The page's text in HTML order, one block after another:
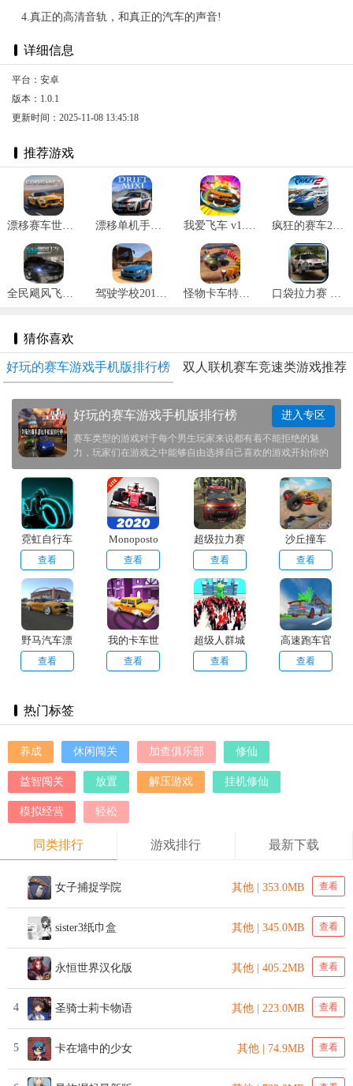
4.真正的高清音轨，和真正的汽车的声音!
详细信息
平台：安卓
版本：1.0.1
更新时间：2025-11-08 13:45:18
推荐游戏
漂移赛车世界 v5.0.1 漂移单机手游 v1.0 我爱飞车 v1.0.5 疯狂的赛车2 v2.0.3935
全民飓风飞车 v1.0 驾驶学校2016 v2.3.8 怪物卡车特技学校手游 v1.31 口袋拉力赛 v1.6
猜你喜欢
好玩的赛车游戏手机版排行榜 双人联机赛车竞速类游戏推荐
好玩的赛车游戏手机版排行榜
赛车类型的游戏对于每个男生玩家来说都有着不能拒绝的魅
力，玩家们在游戏之中能够自由选择自己喜欢的游戏开始你的
竞速之旅。为此我们帮助玩家们整理了一些赛车游戏推荐给大
家，感兴趣的玩家可以前来本站之中下载体验！
进入专区
霓虹自行车
查看
Monoposto
Lite
查看
超级拉力赛
查看
沙丘撞车
查看
野马汽车漂
移
查看
我的卡车世
界
查看
超级人群城
市
查看
高速跑车官
方版
查看
热门标签
养成 休闲闯关 加查俱乐部 修仙
益智闯关 放置 解压游戏 挂机修仙
模拟经营 轻松
同类排行 游戏排行 最新下载
女子捕捉学院 其他 | 353.0MB 查看
sister3纸巾盒 其他 | 345.0MB 查看
永恒世界汉化版 其他 | 405.2MB 查看
4 圣骑士莉卡物语 其他 | 223.0MB 查看
5 卡在墙中的少女 其他 | 74.9MB 查看